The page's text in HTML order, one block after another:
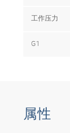
工作压力
G1
属性